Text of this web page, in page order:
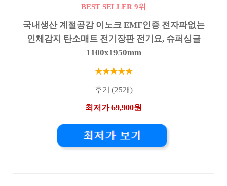
BEST SELLER 9위
국내생산 계절공감 이노크 EMF인증 전자파없는
인체감지 탄소매트 전기장판 전기요, 슈퍼싱글
1100x1950mm
★★★★★
후기 (25개)
최저가 69,900원